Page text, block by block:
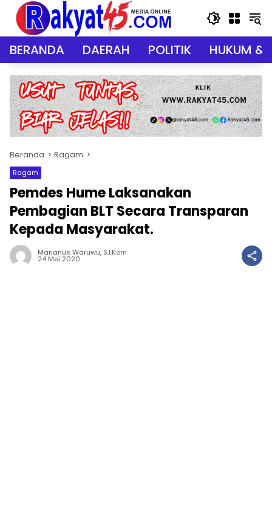
Langsung
konten
BERANDA DAERAH POLITIK HUKUM &
Beranda Ragam
Ragam
Pemdes Hume Laksanakan
Pembagian BLT Secara Transparan
Kepada Masyarakat.
Marianus Waruwu, S.I.Kom
24 Mei 2020